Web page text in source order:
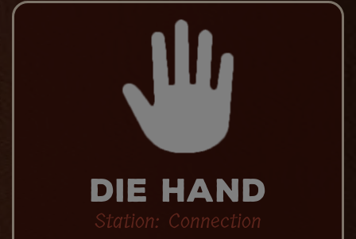
Die Hand
Station: Connection